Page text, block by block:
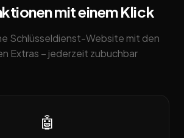
mit einem Klick
Schlüsseldienst-Website mit den
Extras – jederzeit zubuchbar
🤖